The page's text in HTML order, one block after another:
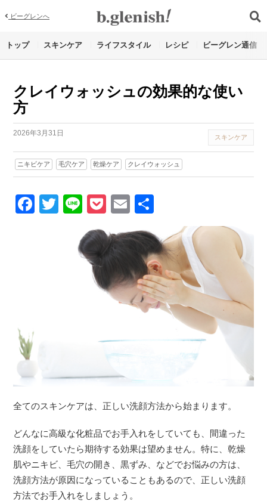
ビーグレンへ
トップ スキンケア ライフスタイル レシピ ビーグレン通信
クレイウォッシュの効果的な使い
方
2026年3月31日 スキンケア
ニキビケア 毛穴ケア 乾燥ケア クレイウォッシュ
Facebook
Twitter
LinePocket
Email
全てのスキンケアは、正しい洗顔方法から始まります。
どんなに高級な化粧品でお手入れをしていても、間違った
洗顔をしていたら期待する効果は望めません。特に、乾燥
肌やニキビ、毛穴の開き、黒ずみ、などでお悩みの方は、
洗顔方法が原因になっていることもあるので、正しい洗顔
方法でお手入れをしましょう。